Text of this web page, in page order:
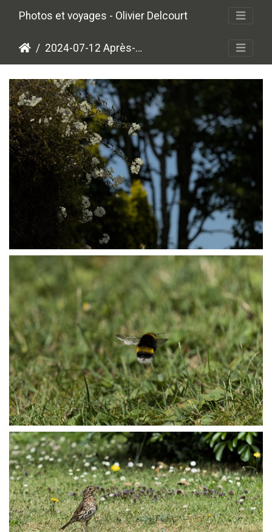
Photos et voyages - Olivier Delcourt
2024-07-12 Après-midi en Bretagne
P7123395